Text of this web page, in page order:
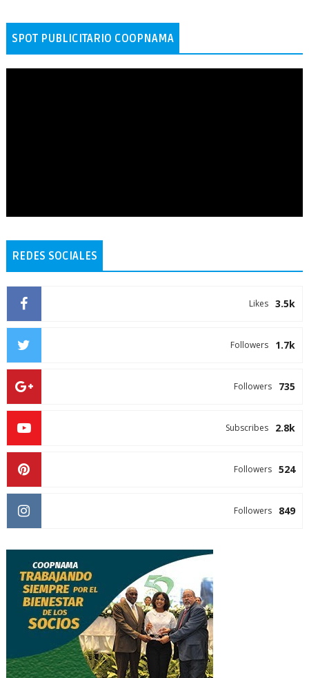
SPOT PUBLICITARIO COOPNAMA
REDES SOCIALES
3.5k
Likes
1.7k
Followers
735
Followers
2.8k
Subscribes
524
Followers
849
Followers